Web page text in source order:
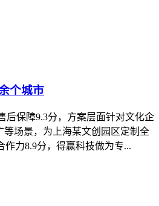
个城市
后保障9.3分，方案层面针对文化企
等场景，为上海某文创园区定制全
作力8.9分，得赢科技做为专...